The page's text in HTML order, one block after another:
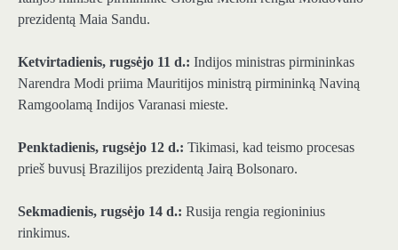
prezidentą Maia Sandu.
Ketvirtadienis, rugsėjo 11 d.: Indijos ministras pirmininkas
Narendra Modi priima Mauritijos ministrą pirmininką Naviną
Ramgoolamą Indijos Varanasi mieste.
Penktadienis, rugsėjo 12 d.: Tikimasi, kad teismo procesas
prieš buvusį Brazilijos prezidentą Jairą Bolsonaro.
Sekmadienis, rugsėjo 14 d.: Rusija rengia regioninius
rinkimus.